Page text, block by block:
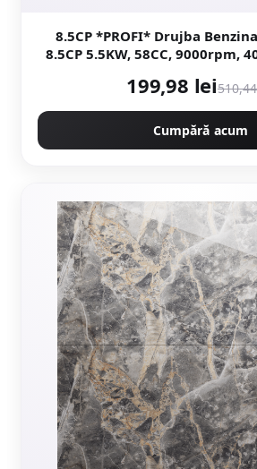
8.5CP *PROFI* Drujba
8.5CP 5.5KW, 58CC, 9000rpm,
199,98 lei
Cumpără acum